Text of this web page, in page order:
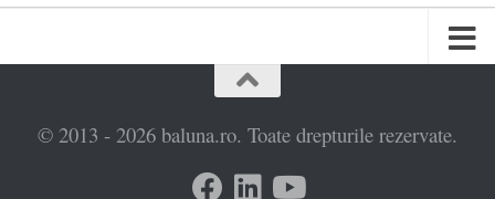
© 2013 - 2026 baluna.ro. Toate drepturile rezervate.